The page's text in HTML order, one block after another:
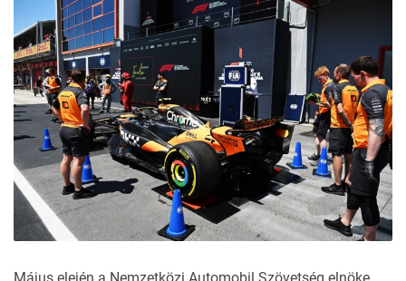
Május elején a Nemzetközi Automobil Szövetség elnöke,